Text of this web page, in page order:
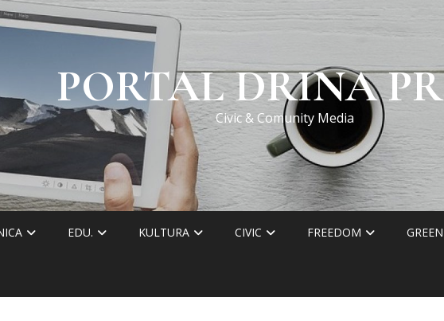
PORTAL DRINA
Civic & Comunity Media
EDU. KULTURA CIVIC FREEDOM GREEN